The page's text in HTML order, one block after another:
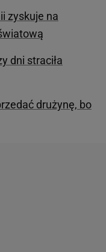
zyskuje na
dni straciła
drużynę, bo